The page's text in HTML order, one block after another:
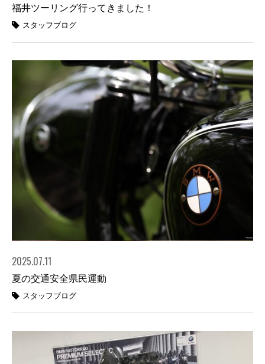
福井ツーリング行ってきました！
スタッフブログ
2025.07.11
夏の交通安全県民運動
スタッフブログ